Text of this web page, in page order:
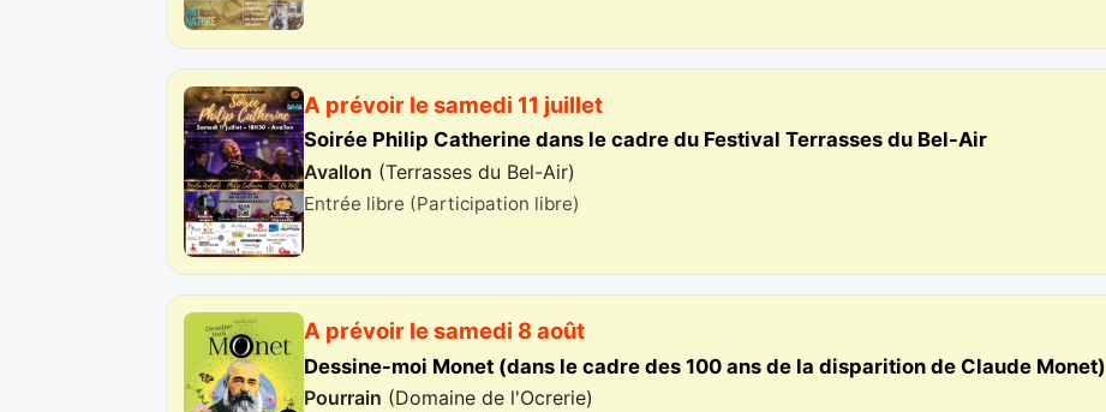
A prévoir le samedi 11 juillet
Soirée Philip Catherine dans le cadre du Festival Terrasses du Bel-Air
Avallon (Terrasses du Bel-Air)
Entrée libre (Participation libre)
A prévoir le samedi 8 août
Dessine-moi Monet (dans le cadre des 100 ans de la disparition de Claude Monet)
Pourrain (Domaine de l'Ocrerie)